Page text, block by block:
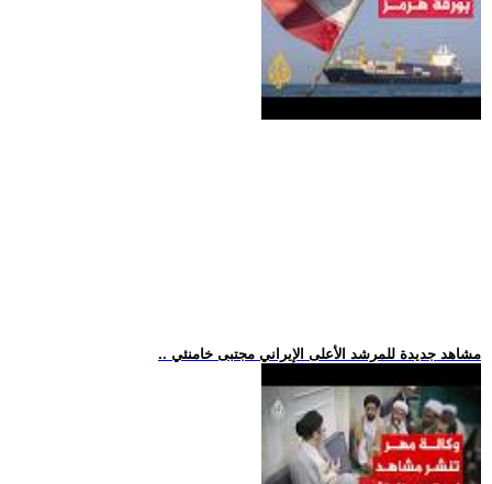
.. مشاهد جديدة للمرشد الأعلى الإيراني مجتبى خامنئي